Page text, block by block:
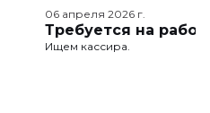
06 апреля 2026 г.
Требуется на
Ищем кассира.